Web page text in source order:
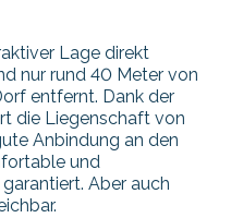
Lage direkt
nur rund 40 Meter von
entfernt. Dank der
die Liegenschaft von
Anbindung an den
und
Aber auch